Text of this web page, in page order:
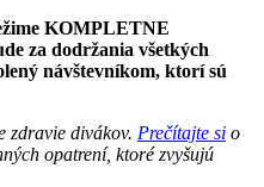
KOMPLETNE
za dodržania všetkých
návštevníkom, ktorí sú
zdravie divákov. Prečítajte si o
opatrení, ktoré zvyšujú